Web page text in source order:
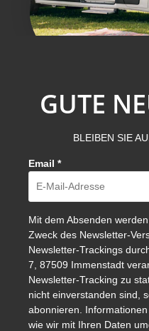
GUTE
BLEIBEN SIE
Email *
Mit dem Absenden
Zweck des Newsletter-
Newsletter-Trackings
7, 87509 Immenstadt
Newsletter-Tracking zu
nicht einverstanden sind,
abonnieren.
wie wir mit Ihren Daten